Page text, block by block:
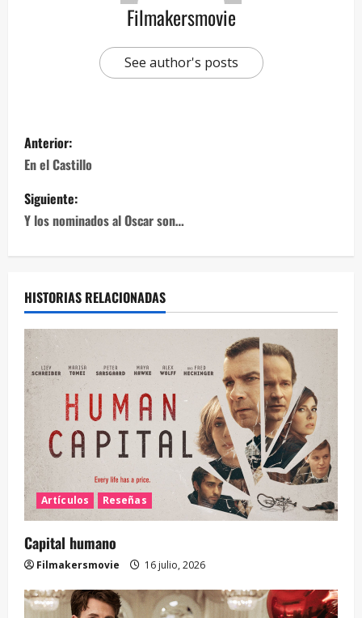
Filmakersmovie
See author's posts
Anterior:
En el Castillo
Siguiente:
Y los nominados al Oscar son…
HISTORIAS RELACIONADAS
Artículos Reseñas
Capital humano
Filmakersmovie 16 julio, 2026